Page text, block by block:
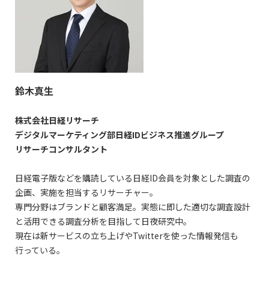
鈴木真生
株式会社日経リサーチ
デジタルマーケティング部日経IDビジネス推進グループ
リサーチコンサルタント
日経電子版などを購読している日経ID会員を対象とした調査の
企画、実施を担当するリサーチャー。
専門分野はブランドと顧客満足。実態に即した適切な調査設計
と活用できる調査分析を目指して日夜研究中。
現在は新サービスの立ち上げやTwitterを使った情報発信も
行っている。